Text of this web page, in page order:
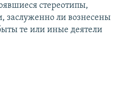
стереотипы,
заслуженно ли вознесены
те или иные деятели